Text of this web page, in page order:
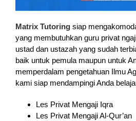
Matrix Tutoringsiap
yang membutuhkan guru privat
ustad dan ustazah yang sudah
baik untuk pemula maupun untuk
memperdalam pengetahuan Ilmu
kami siap mendampingi Anda
Les Privat Mengaji Iqra
Les Privat Mengaji Al-Qur’an